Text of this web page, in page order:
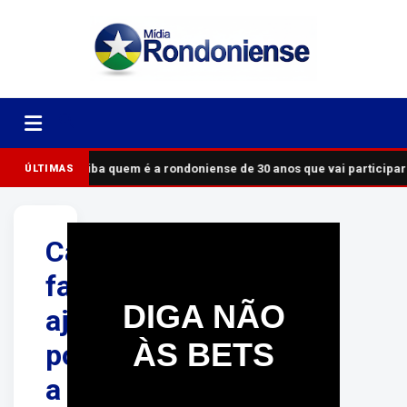
ÚLTIMASSaiba quem é a rondoniense de 30 anos que vai
Cão
farejador
ajuda
policiais
a
DIGA NÃO
ÀS BETS